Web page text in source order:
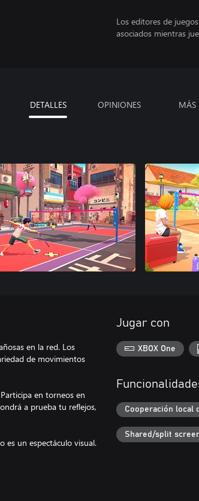
Los editores de
asociados mientras
DETALLES OPINIONES MÁS
en la red. Los
de movimientos
en torneos en
a prueba tu reflejos,
es un espectáculo visual.
Jugar con
XBOX One
Cooperación local
Shared/split